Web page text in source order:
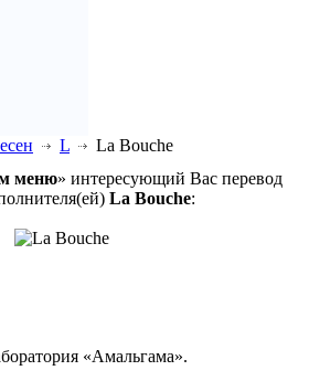
L
La Bouche
меню» интересующий Вас перевод
La Bouche:
«Амальгама».